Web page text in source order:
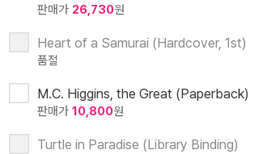
판매가 26,730원
Heart of a Samurai (Hardcover, 1st)
품절
M.C. Higgins, the Great (Paperback)
판매가 10,800원
Turtle in Paradise (Library Binding)